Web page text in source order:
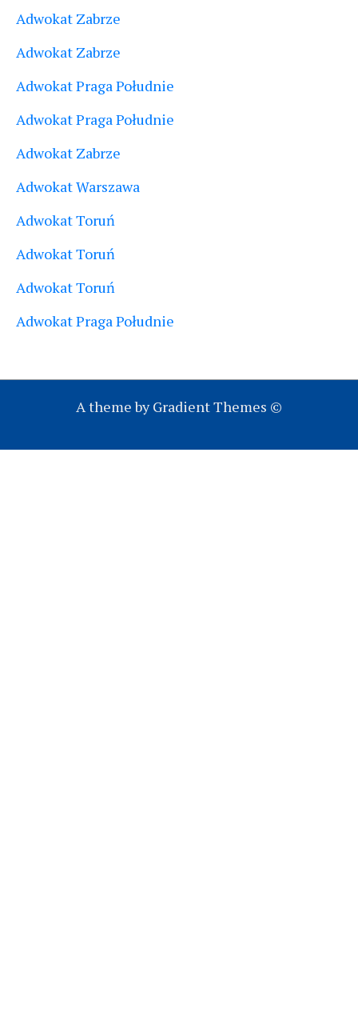
Adwokat Zabrze
Adwokat Zabrze
Adwokat Praga Południe
Adwokat Praga Południe
Adwokat Zabrze
Adwokat Warszawa
Adwokat Toruń
Adwokat Toruń
Adwokat Toruń
Adwokat Praga Południe
A theme by Gradient Themes ©